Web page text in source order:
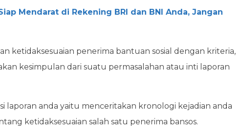
Mendarat di Rekening BRI dan BNI Anda, Jangan
ketidaksesuaian penerima bantuan sosial dengan kriteria,
kesimpulan dari suatu permasalahan atau inti laporan
laporan anda yaitu menceritakan kronologi kejadian anda
ketidaksesuaian salah satu penerima bansos.